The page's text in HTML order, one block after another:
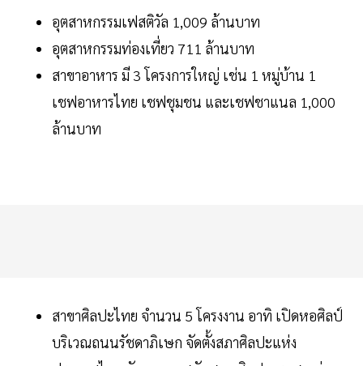
อุตสาหกรรมเฟสติวัล 1,009 ล้านบาท
อุตสาหกรรมท่องเที่ยว 711 ล้านบาท
สาขาอาหาร มี 3 โครงการใหญ่ เช่น 1 หมู่บ้าน 1
เชฟอาหารไทย เชฟชุมชน และเชฟชาแนล 1,000
ล้านบาท
สาขาศิลปะไทย จำนวน 5 โครงงาน อาทิ เปิดหอศิลป์
บริเวณถนนรัชดาภิเษก จัดตั้งสภาศิลปะแห่ง